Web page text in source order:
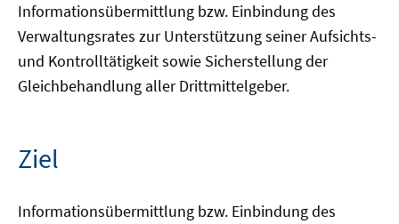
Informationsübermittlung bzw. Einbindung des
Verwaltungsrates zur Unterstützung seiner Aufsichts-
und Kontrolltätigkeit sowie Sicherstellung der
Gleichbehandlung aller Drittmittelgeber.
Ziel
Informationsübermittlung bzw. Einbindung des